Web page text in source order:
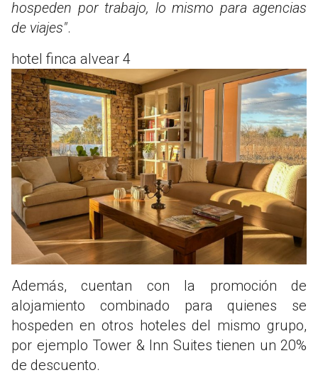
hospeden por trabajo, lo mismo para agencias
de viajes".
hotel finca alvear 4
Además, cuentan con la promoción de
alojamiento combinado para quienes se
hospeden en otros hoteles del mismo grupo,
por ejemplo Tower & Inn Suites tienen un 20%
de descuento.